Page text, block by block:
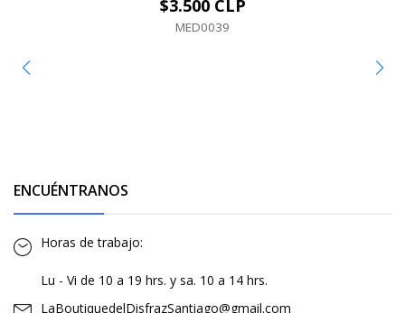
$3.500 CLP
MED0039
ENCUÉNTRANOS
Horas de trabajo:
Lu - Vi de 10 a 19 hrs. y sa. 10 a 14 hrs.
LaBoutiquedelDisfrazSantiago@gmail.com